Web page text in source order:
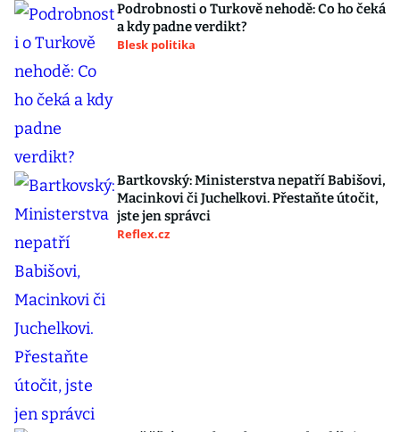
Podrobnosti o Turkově nehodě: Co ho čeká
a kdy padne verdikt?
Blesk politika
Bartkovský: Ministerstva nepatří Babišovi,
Macinkovi či Juchelkovi. Přestaňte útočit,
jste jen správci
Reflex.cz